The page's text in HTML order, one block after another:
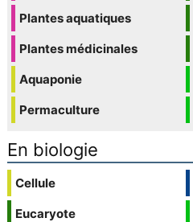
Plantes aquatiques
Plantes médicinales
Aquaponie
Permaculture
En biologie
Cellule
Eucaryote